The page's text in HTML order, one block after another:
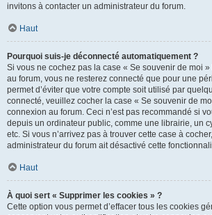
invitons à contacter un administrateur du forum.
Haut
Pourquoi suis-je déconnecté automatiquement ?
Si vous ne cochez pas la case « Se souvenir de moi
au forum, vous ne resterez connecté que pour une
permet d’éviter que votre compte soit utilisé par
connecté, veuillez cocher la case « Se souvenir de
connexion au forum. Ceci n’est pas recommandé si
depuis un ordinateur public, comme une librairie, un
etc. Si vous n’arrivez pas à trouver cette case à
administrateur du forum ait désactivé cette
Haut
À quoi sert « Supprimer les cookies » ?
Cette option vous permet d’effacer tous les cookies